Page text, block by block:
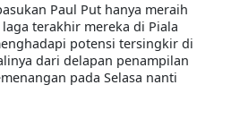
Paul Put hanya meraih
terakhir mereka di Piala
potensi tersingkir di
dari delapan penampilan
pada Selasa nanti